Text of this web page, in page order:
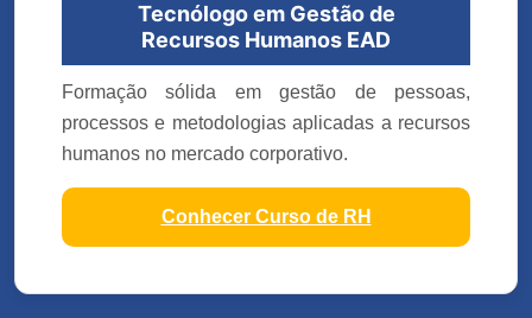
Tecnólogo em Gestão de
Recursos Humanos EAD
Formação sólida em gestão de pessoas,
processos e metodologias aplicadas a recursos
humanos no mercado corporativo.
Conhecer Curso de RH